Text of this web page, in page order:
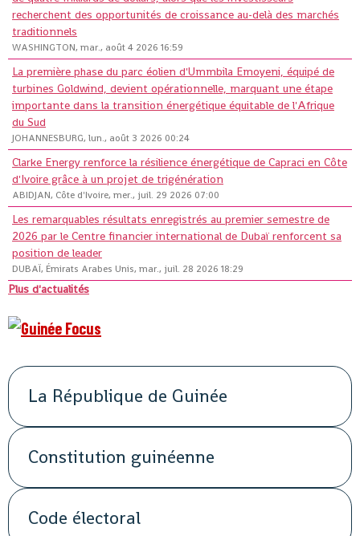
recherchent des opportunités de croissance au-delà des marchés
traditionnels
WASHINGTON, mar., août 4 2026 16:59
La première phase du parc éolien d'Ummbila Emoyeni, équipé de
turbines Goldwind, devient opérationnelle, marquant une étape
importante dans la transition énergétique équitable de l'Afrique
du Sud
JOHANNESBURG, lun., août 3 2026 00:24
Clarke Energy renforce la résilience énergétique de Capraci en Côte
d'Ivoire grâce à un projet de trigénération
ABIDJAN, Côte d'Ivoire, mer., juil. 29 2026 07:00
Les remarquables résultats enregistrés au premier semestre de
2026 par le Centre financier international de Dubaï renforcent sa
position de leader
DUBAÏ, Émirats Arabes Unis, mar., juil. 28 2026 18:29
Plus d'actualités
La République de Guinée
Constitution guinéenne
Code électoral